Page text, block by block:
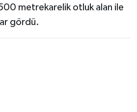
metrekarelik otluk alan ile
gördü.